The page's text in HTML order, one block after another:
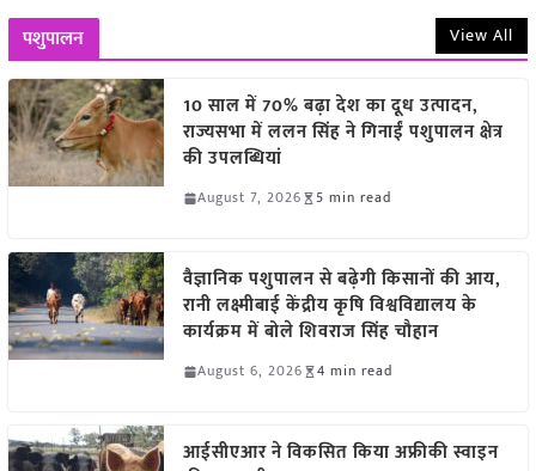
पशुपालन View All
10 साल में 70% बढ़ा देश का दूध उत्पादन,
राज्यसभा में ललन सिंह ने गिनाईं पशुपालन क्षेत्र
की उपलब्धियां
August 7, 2026 5 min read
वैज्ञानिक पशुपालन से बढ़ेगी किसानों की आय,
रानी लक्ष्मीबाई केंद्रीय कृषि विश्वविद्यालय के
कार्यक्रम में बोले शिवराज सिंह चौहान
August 6, 2026 4 min read
आईसीएआर ने विकसित किया अफ्रीकी स्वाइन